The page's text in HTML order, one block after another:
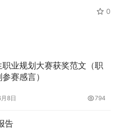
0
职业规划大赛获奖范文（职
赛感言）
8日 794
告